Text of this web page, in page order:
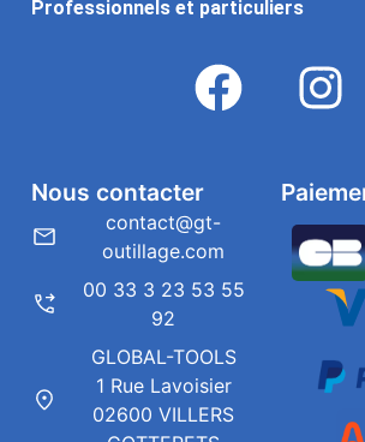
Professionnels et particuliers
Nous contacter
contact@gt-
outillage.com
00 33 3 23 53 55
92
GLOBAL-TOOLS
1 Rue Lavoisier
02600 VILLERS